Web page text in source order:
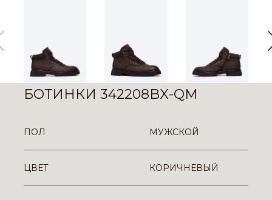
БОТИНКИ 342208BX-QM
ПОЛ МУЖСКОЙ
ЦВЕТ КОРИЧНЕВЫЙ